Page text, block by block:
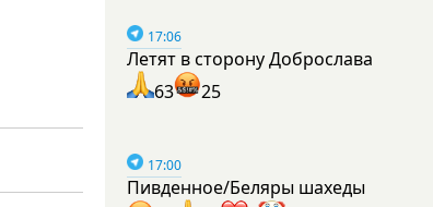
17:06
Летят в сторону Доброслава
63
25
17:00
Пивденное/Беляры шахеды